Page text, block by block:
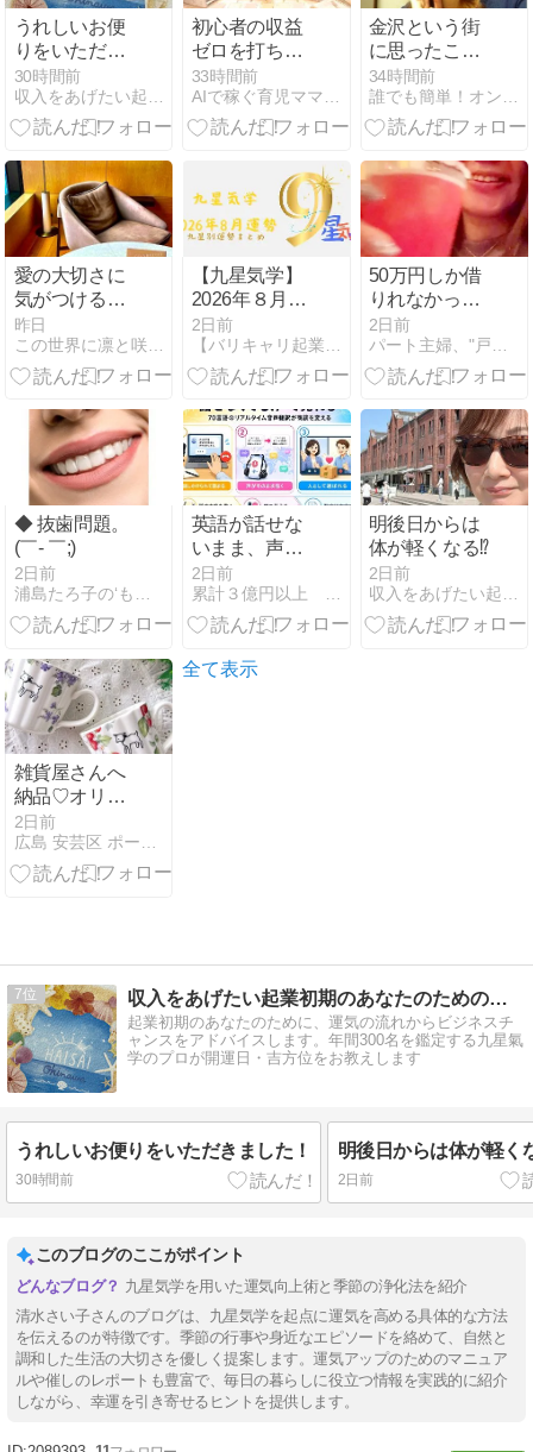
うれしいお便
りをいただき
ました！
30時間前
初心者の収益
ゼロを打ち破
る
Threads×note
収益化設計書
33時間前
金沢という街
に思ったこ
と。
34時間前
愛の大切さに
気がつける人
は、偉人レベ
ルの賢さ。
昨日
【九星気学】
2026年８月運
勢九星別まと
め
2日前
50万円しか借
りれなかった
ひとが2億円
借りれるよう
になったコツ
2日前
◆ 抜歯問題。
(￣- ￣;)
2日前
英語が話せな
いまま、声で
売れる時代が
来ました
2日前
明後日からは
体が軽くなる⁉︎
2日前
雑貨屋さんへ
納品♡オリジ
ナルグッズ製
作
2日前
全て表示
7 収入をあげたい起業初期のあなたのための九星氣学鑑定
起業初期のあなたのために、運気の流れからビジネスチ
ャンスをアドバイスします。年間300名を鑑定する九星氣
学のプロが開運日・吉方位をお教えします
うれしいお便りをいただきました！
30時間前
明後日からは体が軽く
2日前
このブログのここがポイント
九星気学を用いた運気向上術と季節の浄化法を紹介
清水さい子さんのブログは、九星気学を起点に運気を高める具体的な方法
を伝えるのが特徴です。季節の行事や身近なエピソードを絡めて、自然と
調和した生活の大切さを優しく提案します。運気アップのためのマニュア
ルや催しのレポートも豊富で、毎日の暮らしに役立つ情報を実践的に紹介
しながら、幸運を引き寄せるヒントを提供します。